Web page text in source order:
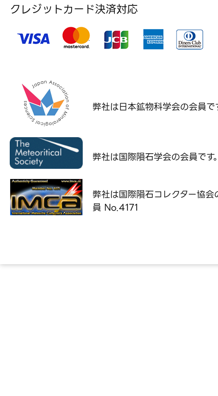
クレジットカード決済対応
弊社は日本鉱物科学会の会員で
弊社は国際隕石学会の会員です
弊社は国際隕石コレクター協会
員 No.4171